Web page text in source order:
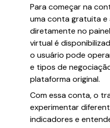
Para começar na
uma conta gratuita e
diretamente no
virtual é
o usuário pode
e tipos de
plataforma original.
Com essa conta, o
experimentar
indicadores e